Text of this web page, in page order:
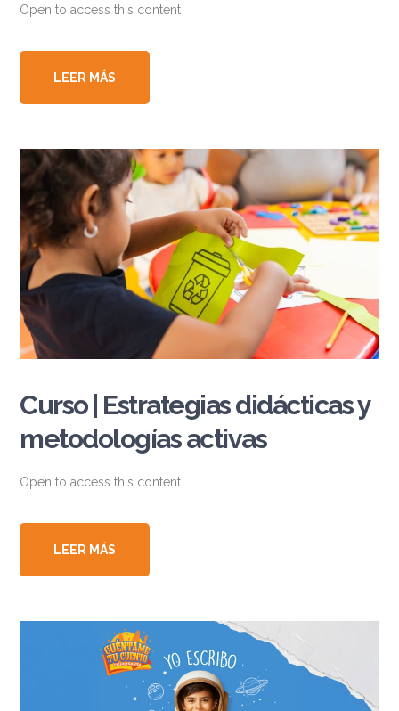
Open to access this content
LEER MÁS
Curso | Estrategias didácticas y
metodologías activas
Open to access this content
LEER MÁS